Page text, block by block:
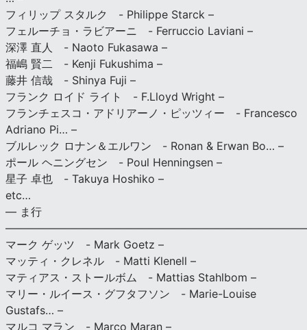
フィリップ スタルク - Philippe Starck –
フェルーチョ・ラビアーニ - Ferruccio Laviani –
深澤 直人 - Naoto Fukasawa –
福嶋 賢二 - Kenji Fukushima –
藤井 信哉 - Shinya Fuji –
フランク ロイド ライト - F.Lloyd Wright –
フランチェスコ・アドリアーノ・ピッツィー - Francesco
Adriano Pi… –
ブルレック ロナン＆エルワン - Ronan & Erwan Bo… –
ポール ヘニングセン - Poul Henningsen –
星子 卓也 - Takuya Hoshiko –
etc…
— ま行
マーク ゲッツ - Mark Goetz –
マッティ・クレネル - Matti Klenell –
マティアス・ストールボム - Mattias Stahlbom –
マリー・ルイース・グフタフソン - Marie-Louise
Gustafs… –
マルコ マラン - Marco Maran –